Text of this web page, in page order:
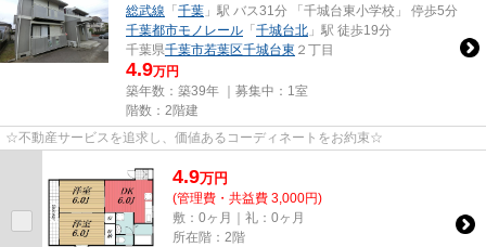
総武線 「千葉 」駅 バス31分 「千城台東小学校」 停歩5分
千葉都市モノレール 「千城台北 」駅 徒歩19分
千葉県千葉市若葉区千城台東 ２丁目
4.9万円
築年数：築39年 ｜募集中： 1室
階数：2階建
☆不動産サービスを追求し、価値あるコーディネートをお約束☆
4.9万円
(管理費・共益費 3,000円)
敷：0ヶ月｜礼：0ヶ月
所在階：2階